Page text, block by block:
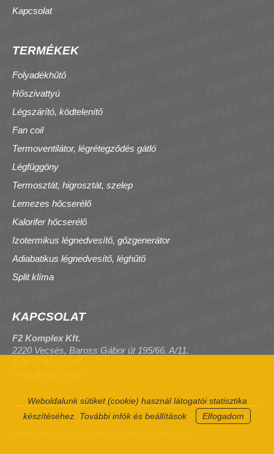
Weboldalunk sütiket (cookie) használ látogatói statisztika
készítéséhez.
További infók és beállítások Elfogadom
Kapcsolat
TERMÉKEK
Folyadékhűtő
Hőszivattyú
Légszárító, ködtelenítő
Fan coil
Termoventilátor, légrétegződés gátló
Légfüggöny
Termosztát, higrosztát, szelep
Lemezes hőcserélő
Kalorifer hőcserélő
Izotermikus légnedvesítő, gőzgenerátor
Adiabatikus légnedvesítő, léghűtő
Split klíma
KAPCSOLAT
F2 Komplex Kft.
2220 Vecsés, Baross Gábor út 195/66. A/11.